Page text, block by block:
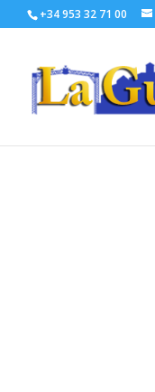
+34 953 32 71 00